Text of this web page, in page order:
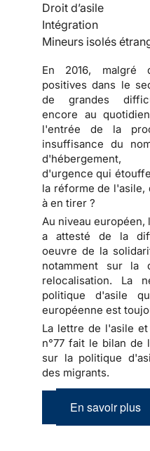
Droit d’asile
Intégration
Mineurs isolés
En 2016, malgré
positives dans le
de grandes
encore au
l'entrée de la
insuffisance du
d'urgence qui
la réforme de l'asile,
à en tirer ?
Au niveau
a attesté de la
oeuvre de la
notamment sur la
relocalisation. La
politique d'asile
européenne est
La lettre de l'asile
n°77 fait le bilan de
sur la politique
des migrants.
En savoir plus